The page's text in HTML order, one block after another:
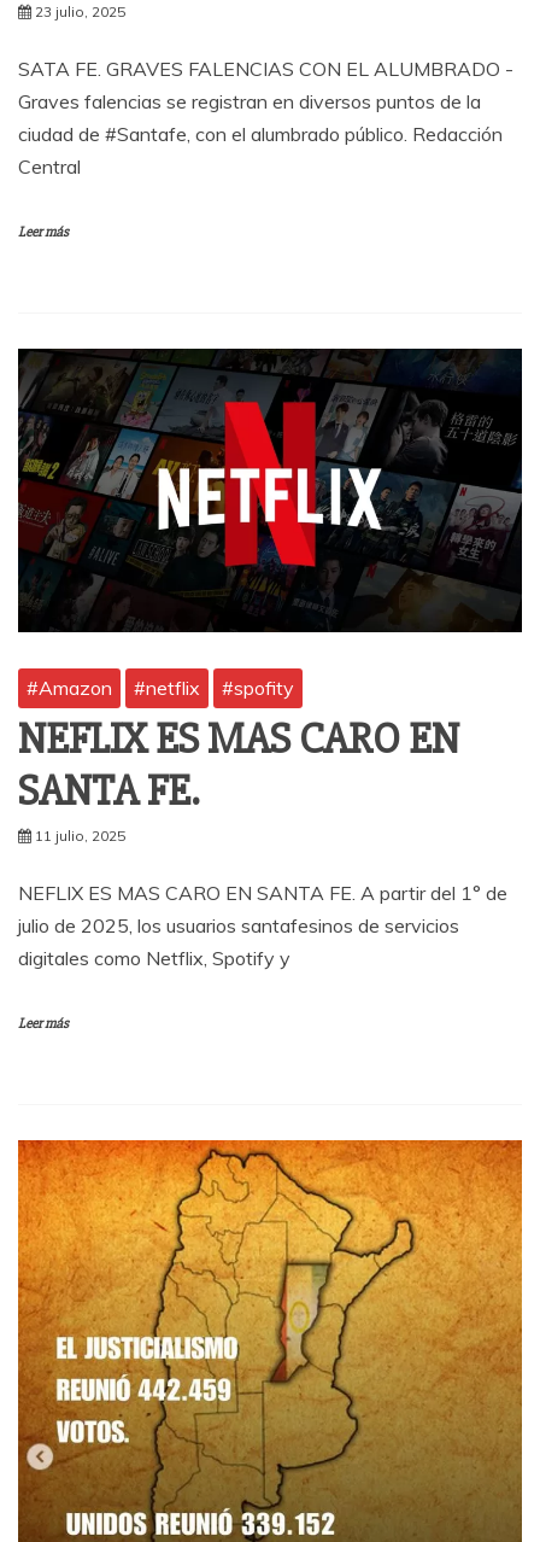
23 julio, 2025
SATA FE. GRAVES FALENCIAS CON EL ALUMBRADO -
Graves falencias se registran en diversos puntos de la
ciudad de #Santafe, con el alumbrado público. Redacción
Central
Leer más
#Amazon #netflix #spofity
NEFLIX ES MAS CARO EN
SANTA FE.
11 julio, 2025
NEFLIX ES MAS CARO EN SANTA FE. A partir del 1° de
julio de 2025, los usuarios santafesinos de servicios
digitales como Netflix, Spotify y
Leer más